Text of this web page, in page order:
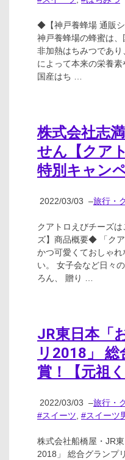
◆【神戸養蜂場 通販
神戸養蜂場の蜂蜜は
非加熱はちみつであ
によって本来の栄養素
国産はち …
株式会社志
せん【クア
特別キャン
2022/03/03 –旅行・
クアトロえびチーズ
ズ】商品概要◆ 「ク
かつ可愛くておしゃ
い。 女子会など日々
ろん、 贈り …
JR東日本「
リ2018」
賞！【元祖
2022/03/03 –旅行・
#スイーツ #スイーツ
株式会社船橋屋・JR
2018」 総合グランプ